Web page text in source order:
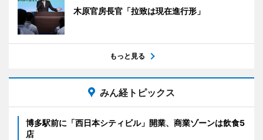
木原官房長官「拉致は現在進行形」
もっと見る
みん経トピックス
博多駅前に「西日本シティビル」開業、商業ゾーンは飲食5
店